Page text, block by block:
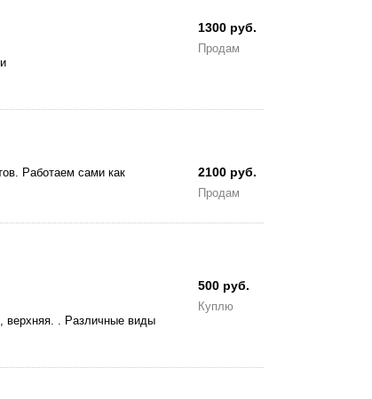
1300 руб.
Продам
2100 руб.
Продам
Работаем сами как
500 руб.
Куплю
верхняя. . Различные виды